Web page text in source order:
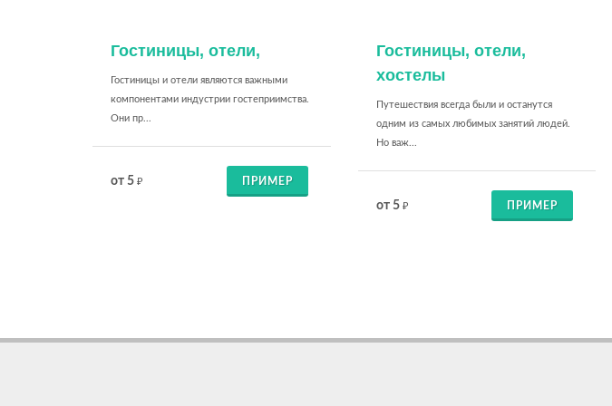
Гостиницы, отели,
Гостиницы и отели являются важными
компонентами индустрии гостеприимства.
Они пр...
от 5 ₽ ПРИМЕР
Гостиницы, отели,
хостелы
Путешествия всегда были и останутся
одним из самых любимых занятий людей.
Но важ...
от 5 ₽ ПРИМЕР